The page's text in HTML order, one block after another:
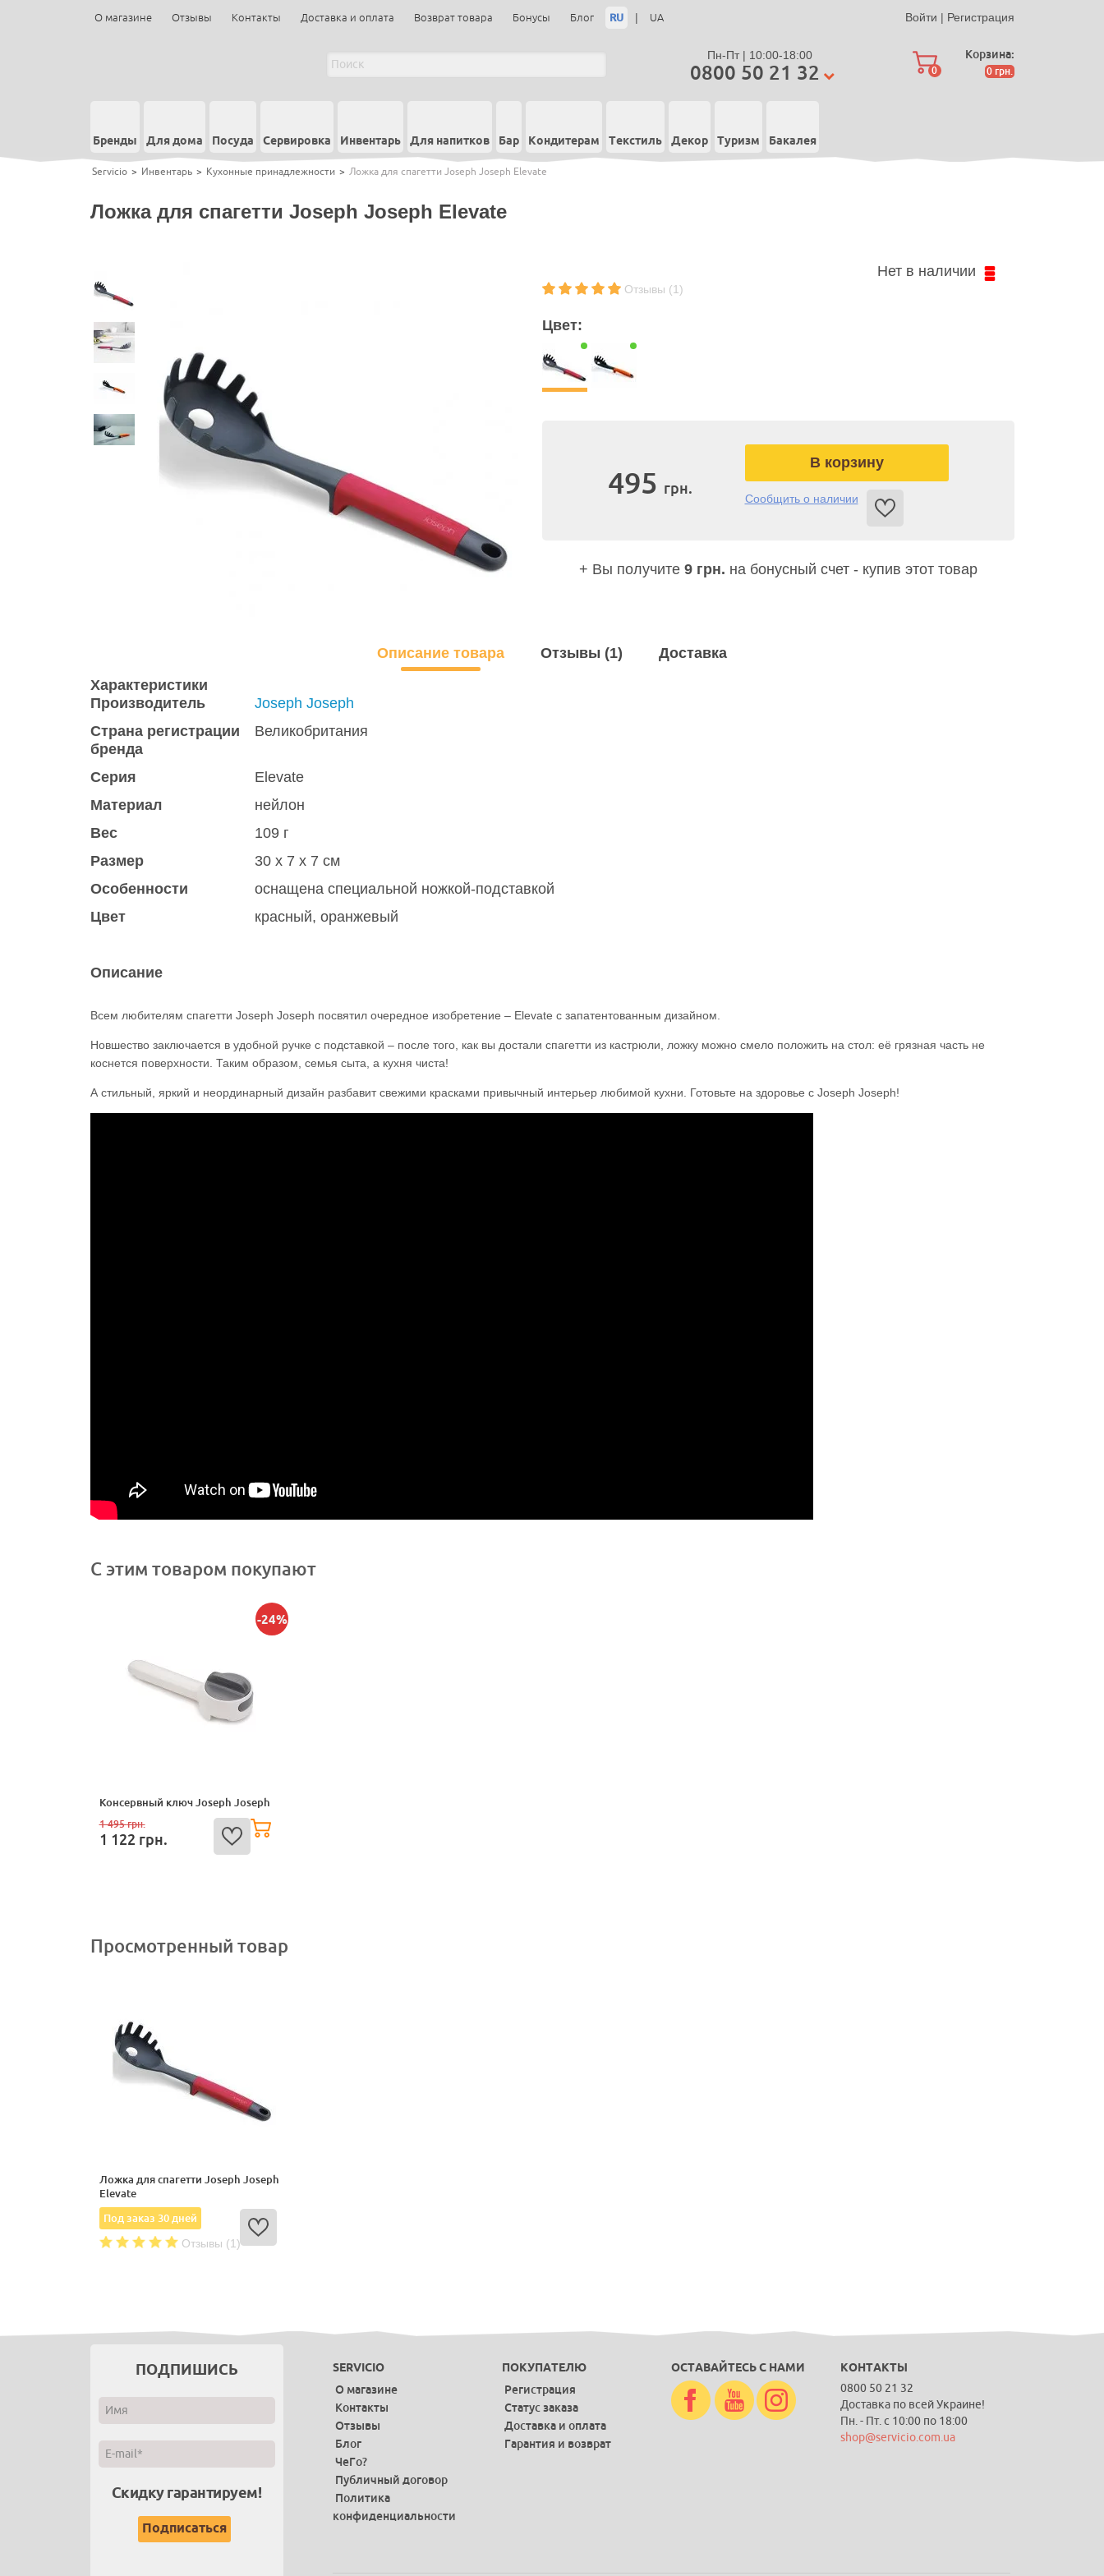
О магазине Отзывы Контакты Доставка и оплата Возврат товара Бонусы Блог RU | UA Войти | Регистрация
Пн-Пт | 10:00-18:00
0800 50 21 32 0
Корзина:
0 грн.
Бренды Для дома Посуда Сервировка Инвентарь Для напитков Бар Кондитерам Текстиль Декор Туризм Бакалея
Servicio > Инвентарь > Кухонные принадлежности > Ложка для спагетти Joseph Joseph Elevate
Ложка для спагетти Joseph Joseph Elevate
Нет в наличии
Отзывы (1)
Цвет:
495 грн.
Сообщить о наличии
+ Вы получите 9 грн. на бонусный счет - купив этот товар
Описание товара Отзывы (1)
Доставка
Характеристики
Производитель
Joseph Joseph
Страна регистрации
бренда
Великобритания
Серия
Elevatе
Материал
нейлон
Вес
109 г
Размер
30 x 7 x 7 см
Особенности
оснащена специальной ножкой-подставкой
Цвет
красный, оранжевый
Описание
Всем любителям спагетти Joseph Joseph посвятил очередное изобретение –Elevate с запатентованным дизайном.
Новшество заключается в удобной ручке с подставкой –после того, как вы достали спагетти из кастрюли, ложку можно смело положить на стол: её грязная часть не
коснется поверхности. Таким образом, семья сыта, а кухня чиста!
А стильный, яркий и неординарный дизайн разбавит свежими красками привычный интерьер любимой кухни. Готовьте на здоровье с Joseph Joseph!
С этим товаром покупают
-24%
Консервный ключ Joseph Joseph
1 495грн.
1 122 грн.
Просмотренный товар
Ложка для спагетти Joseph Joseph
Elevate
Под заказ 30 дней
Отзывы (1)
ПОДПИШИСЬ
Скидку гарантируем!
SERVICIO
О магазине
Контакты
Отзывы
Блог
ЧеГо?
Публичный договор
Политика
конфиденциальности
ПОКУПАТЕЛЮ
Регистрация
Статус заказа
Доставка и оплата
Гарантия и возврат
ОСТАВАЙТЕСЬ С НАМИ КОНТАКТЫ
0800 50 21 32
Доставка по всей Украине!
Пн. - Пт. с 10:00 по 18:00
shop@servicio.com.ua